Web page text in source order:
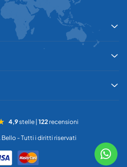
4,9stelle | 122 recensioni
- Tutti i diritti riservati